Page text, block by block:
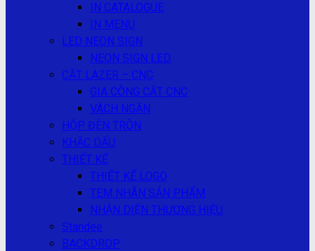
IN CATALOGUE
IN MENU
LED NEON SIGN
NEON SIGN LED
CẮT LAZER – CNC
GIA CÔNG CẮT CNC
VÁCH NGĂN
HỘP ĐÈN TRÒN
KHẮC DẤU
THIẾT KẾ
THIẾT KẾ LOGO
TEM NHÃN SẢN PHẨM
NHẬN DIỆN THƯƠNG HIỆU
Standee
BACKDROP